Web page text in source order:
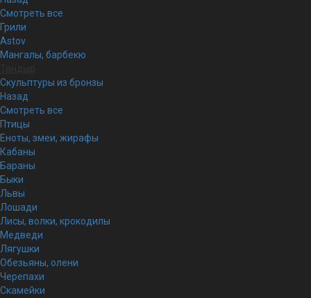
Смотреть все
Грили
Astov
Мангалы, барбекю
Скульптуры из бронзы
Назад
Смотреть все
Птицы
Еноты, змеи, жирафы
Кабаны
Бараны
Быки
Львы
Лошади
Лисы, волки, крокодилы
Медведи
Лягушки
Обезьяны, олени
Черепахи
Скамейки